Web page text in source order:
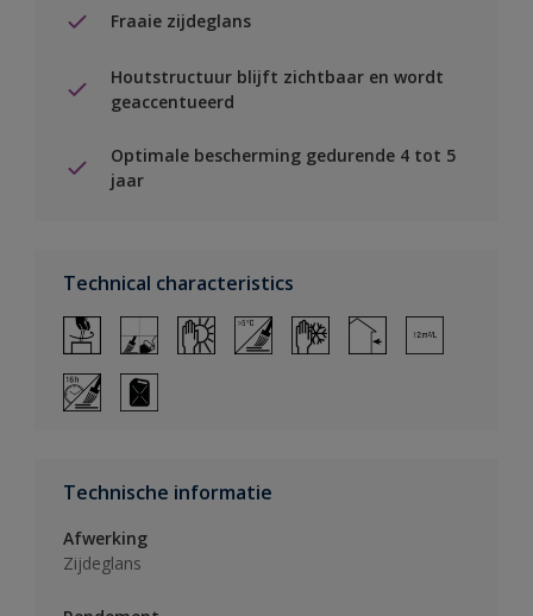
Fraaie zijdeglans
Houtstructuur blijft zichtbaar en wordt
geaccentueerd
Optimale bescherming gedurende 4 tot 5
jaar
Technical characteristics
Technische informatie
Afwerking
Zijdeglans